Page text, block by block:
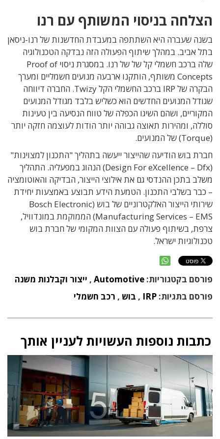
הצלחה בניסוי המשותף עם רנו
בשנה שעברה היא השתתפה במעבדת החדשנות של רנו-ניסאן
בתל אביב. במהלך שיתוף הפעולה הזה נבדקה הטכנולוגיה
שלה ברכב חשמלי קל של של רנו. במסגרת ניסוי Proof of
Concepts משותף, הותקנו ארבעה מנועים חשמליים ומערך
הבקרה של IRP ברכב החשמלי הקל Twizy. החברה דיווחה
שגודל המנועים החדשים הוא כשליש בלבד מגודל המנועים
המקוריים, ושהם השיגו הכפלה של טווח הנסיעה בין טעינות
סוללה, ומהירות תאוצה גבוהה יותר הודות לעוצמה חזקה יותר
(Torque) של המנועים.
חברת בוש הודיעה שהייצור ייעשה בתהליך "התכנון למצוינות"
(Design For eXcellence – Dfx) הנהוג במפעליה. התהליך
משלב בתכן ההנדסי גם את אילוצי הייצור, הבדיקה והאוטומציה
– כבר בשלבי התכנון. הטמעת הידע תבוצע באמצעות יחידת
שירותי הייצור האלקטרוניים של בוש (Bosch Electronic
Manufacturing Services – EMS) הממוקמת במונדוויל,
צרפת, בשיתוף פעולה עם הצוות המקומי של חברת בוש
טכנולוגיות ישראל.
פורסם בקטגוריות: Automotive
, ייצור וקבלנות משנה
פורסם בתגיות: IRP
, בוש , רכב חשמלי
כתבות נוספות העשויות לעניין אותך